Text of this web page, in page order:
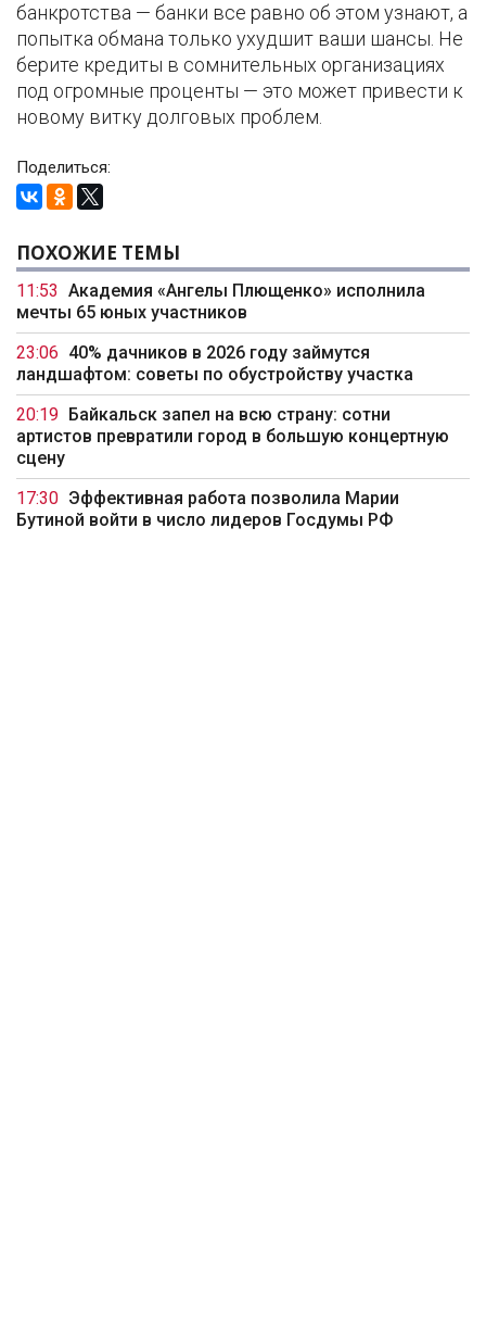
банкротства — банки все равно об этом узнают, а
попытка обмана только ухудшит ваши шансы. Не
берите кредиты в сомнительных организациях
под огромные проценты — это может привести к
новому витку долговых проблем.
Поделиться:
ПОХОЖИЕ ТЕМЫ
11:53 Академия «Ангелы Плющенко» исполнила
мечты 65 юных участников
23:06 40% дачников в 2026 году займутся
ландшафтом: советы по обустройству участка
20:19
Байкальск запел на всю страну: сотни
артистов превратили город в большую концертную
сцену
17:30 Эффективная работа позволила Марии
Бутиной войти в число лидеров Госдумы РФ